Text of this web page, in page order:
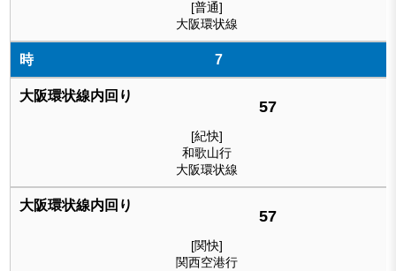
[普通]
大阪環状線
7
57
[紀快]
和歌山行
大阪環状線
57
[関快]
関西空港行